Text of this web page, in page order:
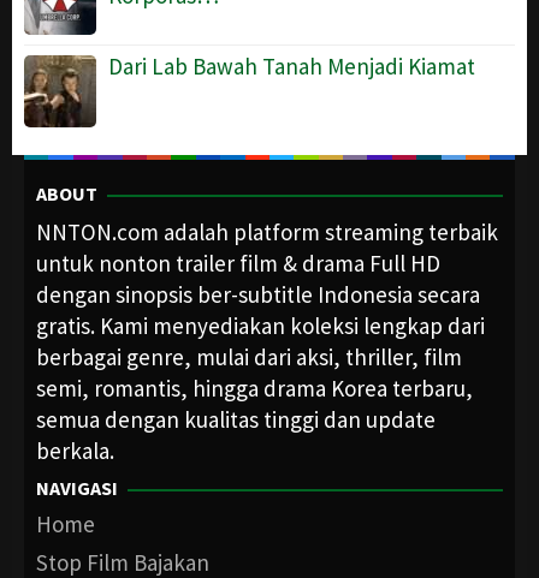
Dari Lab Bawah Tanah Menjadi Kiamat
ABOUT
NNTON.com adalah platform streaming terbaik
untuk nonton trailer film & drama Full HD
dengan sinopsis ber-subtitle Indonesia secara
gratis. Kami menyediakan koleksi lengkap dari
berbagai genre, mulai dari aksi, thriller, film
semi, romantis, hingga drama Korea terbaru,
semua dengan kualitas tinggi dan update
berkala.
NAVIGASI
Home
Stop Film Bajakan